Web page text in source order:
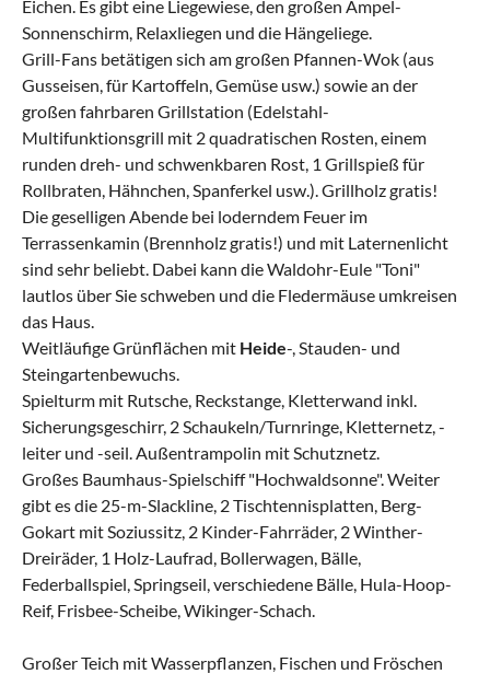
Eichen. Es gibt eine Liegewiese, den großen Ampel-
Sonnenschirm, Relaxliegen und die Hängeliege.
Grill-Fans betätigen sich am großen Pfannen-Wok (aus
Gusseisen, für Kartoffeln, Gemüse usw.) sowie an der
großen fahrbaren Grillstation (Edelstahl-
Multifunktionsgrill mit 2 quadratischen Rosten, einem
runden dreh- und schwenkbaren Rost, 1 Grillspieß für
Rollbraten, Hähnchen, Spanferkel usw.). Grillholz gratis!
Die geselligen Abende bei loderndem Feuer im
Terrassenkamin (Brennholz gratis!) und mit Laternenlicht
sind sehr beliebt. Dabei kann die Waldohr-Eule "Toni"
lautlos über Sie schweben und die Fledermäuse umkreisen
das Haus.
Weitläufige Grünflächen mit Heide-, Stauden- und
Steingartenbewuchs.
Spielturm mit Rutsche, Reckstange, Kletterwand inkl.
Sicherungsgeschirr, 2 Schaukeln/Turnringe, Kletternetz, -
leiter und -seil. Außentrampolin mit Schutznetz.
Großes Baumhaus-Spielschiff "Hochwaldsonne". Weiter
gibt es die 25-m-Slackline, 2 Tischtennisplatten, Berg-
Gokart mit Soziussitz, 2 Kinder-Fahrräder, 2 Winther-
Dreiräder, 1 Holz-Laufrad, Bollerwagen, Bälle,
Federballspiel, Springseil, verschiedene Bälle, Hula-Hoop-
Reif, Frisbee-Scheibe, Wikinger-Schach.
Großer Teich mit Wasserpflanzen, Fischen und Fröschen